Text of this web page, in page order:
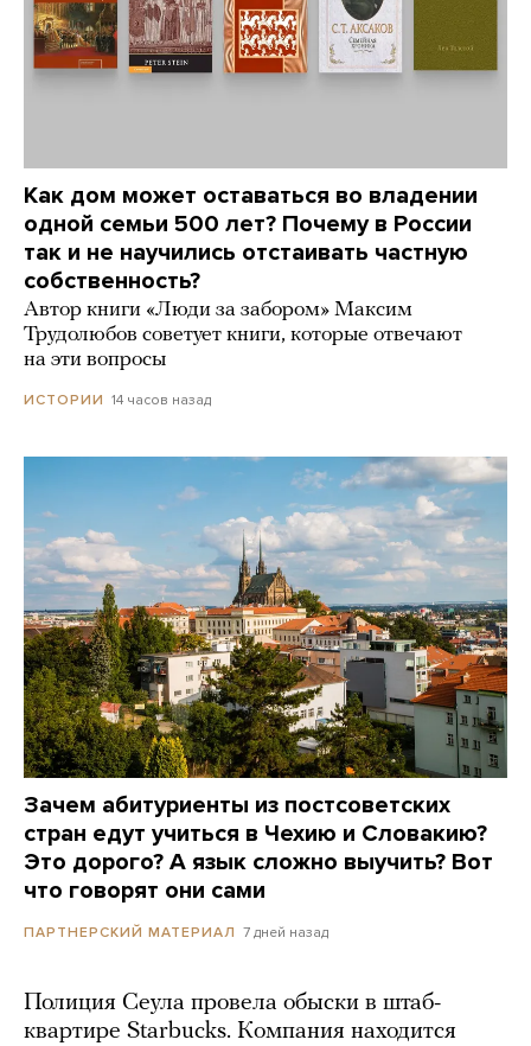
Как дом может оставаться во владении
одной семьи 500 лет? Почему в России
так и не научились отстаивать частную
собственность?
Автор книги «Люди за забором» Максим
Трудолюбов советует книги, которые отвечают
на эти вопросы
ИСТОРИИ 14 часов назад
Зачем абитуриенты из постсоветских
стран едут учиться в Чехию и Словакию?
Это дорого? А язык сложно выучить? Вот
что говорят они сами
ПАРТНЕРСКИЙ МАТЕРИАЛ 7 дней назад
Полиция Сеула провела обыски в штаб-
квартире Starbucks. Компания находится